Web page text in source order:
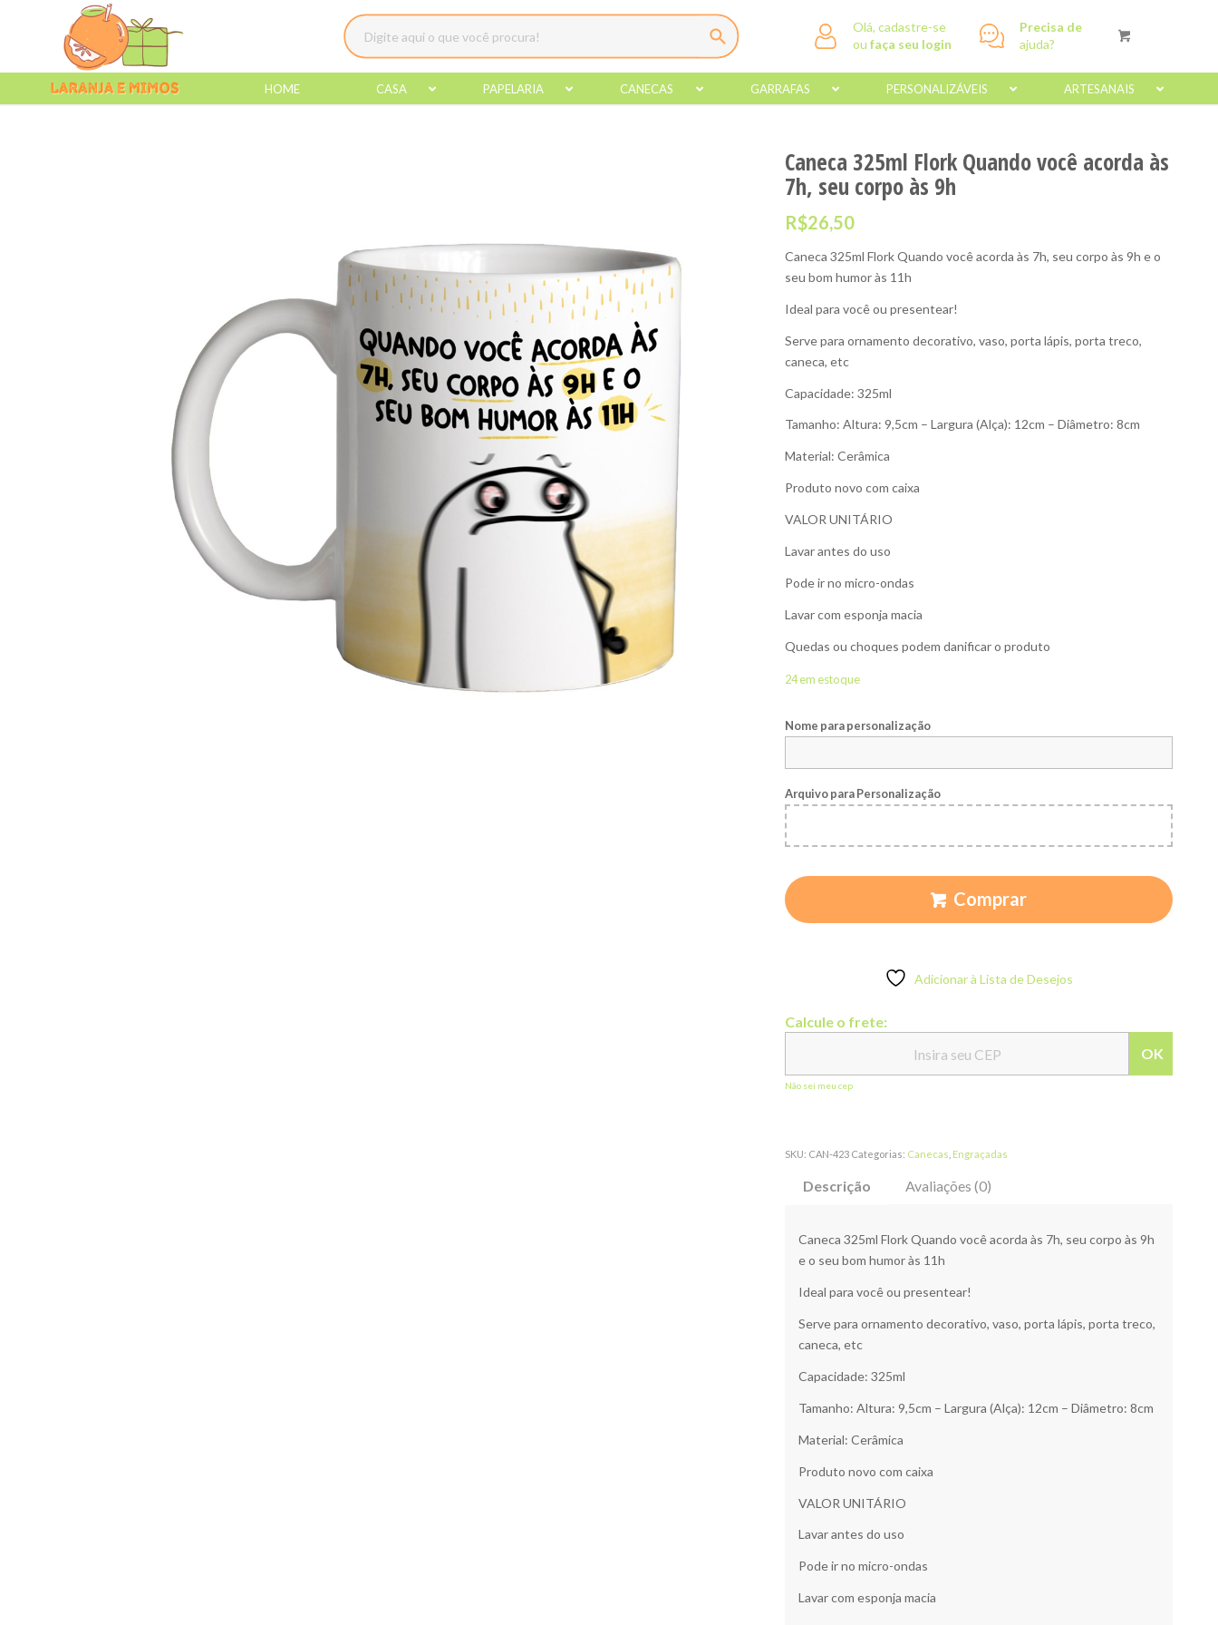
Olá, cadastre-se
oufaça seu login
Precisa de
ajuda?
HOME CASA PAPELARIA CANECAS GARRAFAS PERSONALIZÁVEIS ARTESANAIS
Caneca 325ml Flork Quando você acorda às
7h, seu corpo às 9h
R$26,50
Caneca 325ml Flork Quando você acorda às 7h, seu corpo às 9h e o
seu bom humor às 11h
Ideal para você ou presentear!
Serve para ornamento decorativo, vaso, porta lápis, porta treco,
caneca, etc
Capacidade: 325ml
Tamanho: Altura: 9,5cm – Largura (Alça): 12cm – Diâmetro: 8cm
Material: Cerâmica
Produto novo com caixa
VALOR UNITÁRIO
Lavar antes do uso
Pode ir no micro-ondas
Lavar com esponja macia
Quedas ou choques podem danificar o produto
24 em estoque
Nome para personalização
Arquivo para Personalização
Comprar
Adicionar à Lista de Desejos
Calcule o frete:
OK
Não sei meu cep
SKU: CAN-423 Categorias: Canecas Engraçadas
Descrição Avaliações (0)
Caneca 325ml Flork Quando você acorda às 7h, seu corpo às 9h
e o seu bom humor às 11h
Ideal para você ou presentear!
Serve para ornamento decorativo, vaso, porta lápis, porta treco,
caneca, etc
Capacidade: 325ml
Tamanho: Altura: 9,5cm – Largura (Alça): 12cm – Diâmetro: 8cm
Material: Cerâmica
Produto novo com caixa
VALOR UNITÁRIO
Lavar antes do uso
Pode ir no micro-ondas
Lavar com esponja macia